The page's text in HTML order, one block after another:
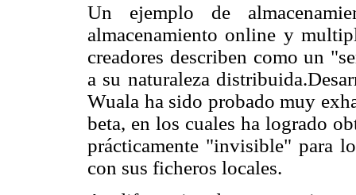
Un ejemplo de
almacenamiento online y
creadores describen como un
a su naturaleza
Wuala ha sido probado muy
beta, en los cuales ha logrado
prácticamente "invisible" para
con sus ficheros locales.